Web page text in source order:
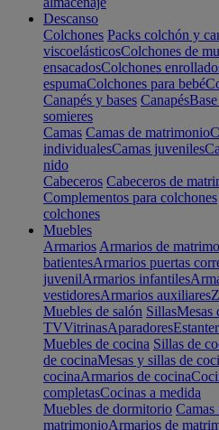
Descanso
Colchones Packs colchón y
viscoelásticosColchones de
ensacadosColchones
espumaColchones para bebé
Canapés y bases Canapés
somieres
Camas Camas de matrimonio
individualesCamas juveniles
nido
Cabeceros Cabeceros de
Complementos para colchones
colchones
Muebles
Armarios Armarios de
batientesArmarios puertas
juvenilArmarios infantiles
vestidoresArmarios auxiliares
Muebles de salón SillasMesas
TVVitrinasAparadores
Muebles de cocina Sillas de
de cocinaMesas y sillas de
cocinaArmarios de cocina
completasCocinas a medida
Muebles de dormitorio
matrimonioArmarios de